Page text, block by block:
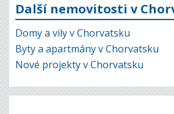
Další nemovitosti v
Domy a vily v Chorvatsku
Byty a apartmány v Chorvatsku
Nové projekty v Chorvatsku